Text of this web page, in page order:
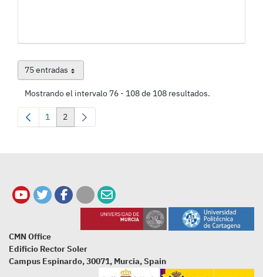
75 entradasPor página
Mostrando el intervalo 76 - 108 de 108 resultados.
Página
1 Página
2
CMN Office
Edificio Rector Soler
Campus Espinardo, 30071, Murcia, Spain